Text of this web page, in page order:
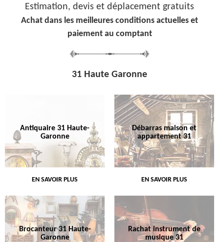
Estimation, devis et déplacement gratuits
Achat dans les meilleures conditions actuelles et
paiement au comptant
31 Haute Garonne
Antiquaire 31 Haute-
Garonne
EN SAVOIR PLUS
Débarras maison et
appartement 31
EN SAVOIR PLUS
Brocanteur 31 Haute-
Garonne
Rachat instrument de
musique 31